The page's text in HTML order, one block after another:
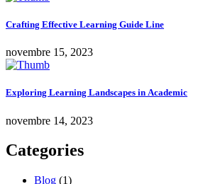
Crafting Effective Learning Guide Line
novembre 15, 2023
Exploring Learning Landscapes in Academic
novembre 14, 2023
Categories
Blog (1)